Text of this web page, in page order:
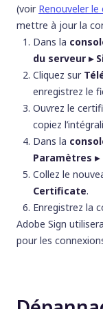
(voir Renouveler
mettre à jour la
Dans la
du serveur ▸
Cliquez sur
enregistrez le
Ouvrez le
copiez
Dans la
Paramètres ▸
Collez le
Certificate.
Enregistrez la
Adobe Sign
pour les